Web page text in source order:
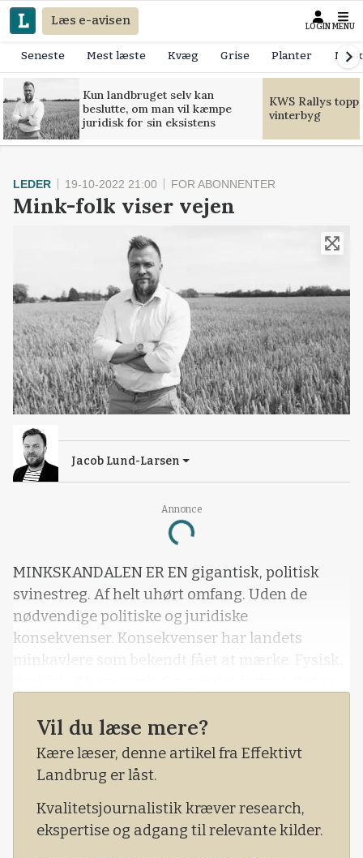
Læs e-avisen LOGIN MENU
Seneste Mest læste Kvæg Grise Planter
Kun landbruget selv kan
beslutte, om man vil kæmpe
juridisk for sin eksistens
KWS Rallys
vinterbyg
Annonce
Loading...
LEDER 19-10-2022 21:00 FOR ABONNENTER
Mink-folk viser vejen
Jacob Lund-Larsen
MINKSKANDALEN ER EN gigantisk, politisk
svinestreg. Af helt uhørt omfang. Uden de
nødvendige politiske og juridiske
konsekvenser. Konsekvenser har landets
minkavlere som bekendt fået at mærke. Fysisk.
avlerne i virkeligheden ved, hvor vanvittig en
situation, regeringen har bragt dem i.
Vil du læse mere?
Kære læser, denne artikel fra Effektivt
Landbrug er låst.
Kvalitetsjournalistik kræver research,
ekspertise og adgang til relevante kilder.